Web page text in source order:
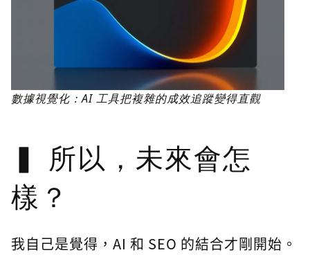
數據視覺化：AI 工具把複雜的成效追蹤變得直觀
所以，未來會怎
樣？
我自己是覺得，AI 和 SEO 的結合才剛開始。